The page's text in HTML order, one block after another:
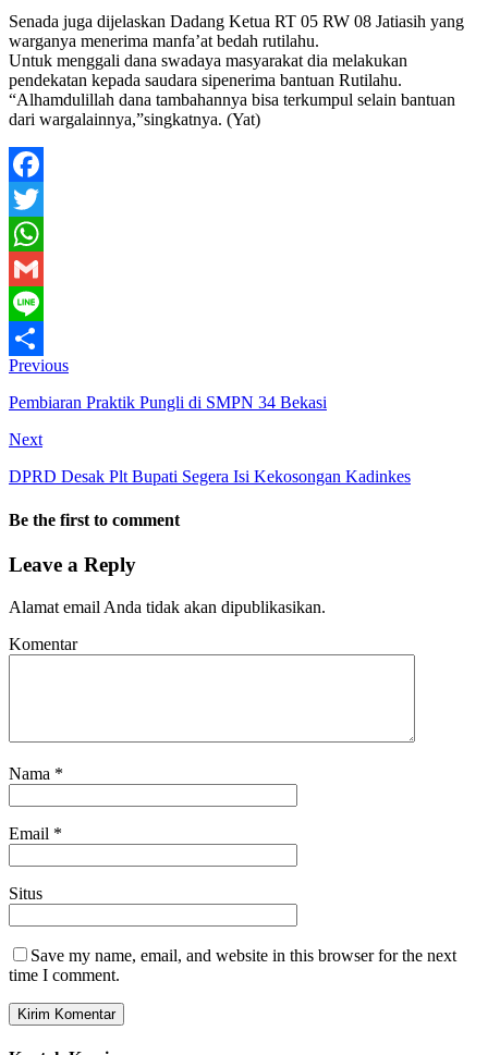
Senada juga dijelaskan Dadang Ketua RT 05 RW 08 Jatiasih yang
warganya menerima manfa’at bedah rutilahu.
Untuk menggali dana swadaya masyarakat dia melakukan
pendekatan kepada saudara sipenerima bantuan Rutilahu.
“Alhamdulillah dana tambahannya bisa terkumpul selain bantuan
dari wargalainnya,”singkatnya. (Yat)
Facebook
Twitter
WhatsApp
Gmail
Line
Share
Previous
Pembiaran Praktik Pungli di SMPN 34 Bekasi
Next
DPRD Desak Plt Bupati Segera Isi Kekosongan Kadinkes
Be the first to comment
Leave a Reply
Alamat email Anda tidak akan dipublikasikan.
Komentar
Nama *
Email *
Situs
Save my name, email, and website in this browser for the next
time I comment.